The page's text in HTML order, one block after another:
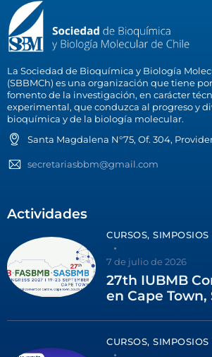
La Sociedad de Bioquímica y Biología
(SBBMCh) es una organización que tiene
fomento de la investigación, en carácter
experimental, que conduzca al progreso y
bioquímica y de la biología molecular.
Santa Magdalena N°75, Of. 304,
secretariasbbm@gmail.com
Actividades
CURSOS,
7 de julio de 2026
27th IUBMB
en Cape Town,
CURSOS,